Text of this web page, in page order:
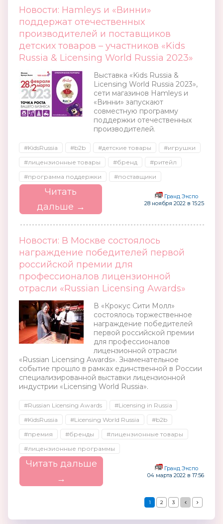
Новости: Hamleys и «Винни»
поддержат отечественных
производителей и поставщиков
детских товаров – участников «Kids
Russia & Licensing World Russia 2023»
Выставка «Kids Russia &
Licensing World Russia 2023»,
сети магазинов Hamleys и
«Винни» запускают
совместную программу
поддержки отечественных
производителей.
#KidsRussia #b2b #детские товары
#игрушки
#лицензионные товары
#бренд
#ритейл
#программа поддержки
#поставщики
Читать
дальше →
Гранд Экспо
28 ноября 2022 в 15:25
Новости: В Москве состоялось
награждение победителей первой
российской премии для
профессионалов лицензионной
отрасли «Russian Licensing Awards»
В «Крокус Сити Молл»
состоялось торжественное
награждение победителей
первой российской премии
для профессионалов
лицензионной отрасли
«Russian Licensing Awards». Знаменательное
событие прошло в рамках единственной в России
специализированной выставки лицензионной
индустрии «Licensing World Russia».
#Russian Licensing Awards
#Licensing in Russia
#KidsRussia
#Licensing World Russia
#b2b
#премия
#бренды
#лицензионные товары
#лицензионные программы
Читать дальше
→
Гранд Экспо
04 марта 2022 в 17:56
1 2 3